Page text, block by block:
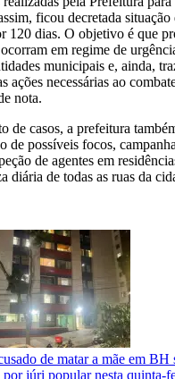
ficou decretada situação
120 dias. O objetivo é que
em regime de
municipais e, ainda,
ações necessárias ao
nota.
de casos, a prefeitura
de possíveis focos,
de agentes em
diária de todas as ruas da
de matar a mãe em BH
júri popular nesta quinta-